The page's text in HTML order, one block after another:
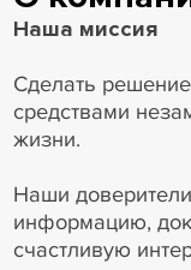
Наша миссия
Сделать
средствами
жизни.
Наши
информацию,
счастливую